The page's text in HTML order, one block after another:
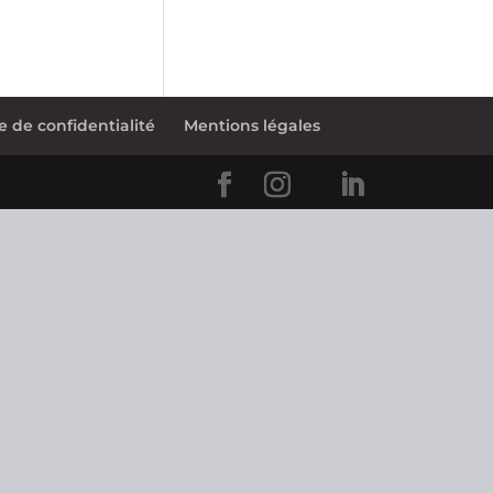
de confidentialité Mentions légales